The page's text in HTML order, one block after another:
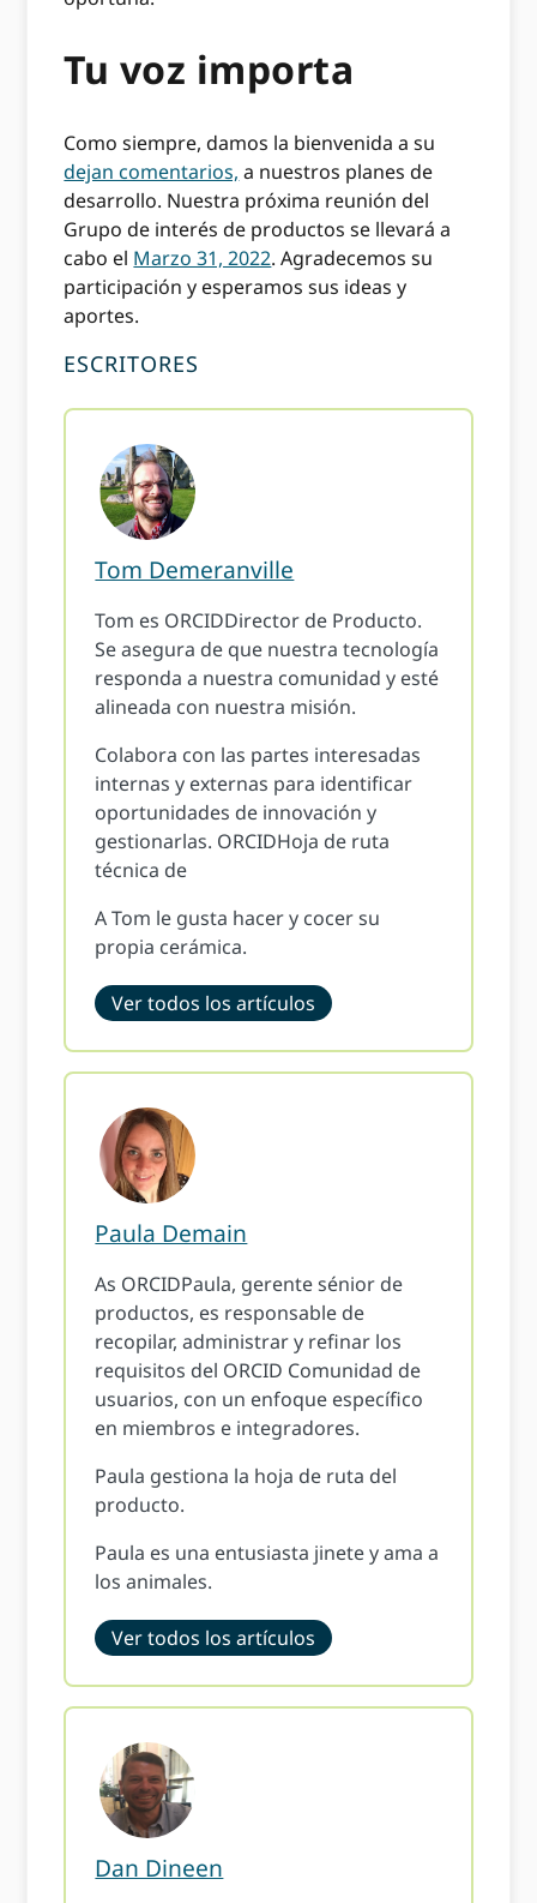
Tu voz importa
Como siempre, damos la bienvenida a su
dejan comentarios, a nuestros planes de
desarrollo. Nuestra próxima reunión del
Grupo de interés de productos se llevará a
cabo el Marzo 31, 2022. Agradecemos su
participación y esperamos sus ideas y
aportes.
ESCRITORES
Tom Demeranville
Tom es ORCIDDirector de Producto.
Se asegura de que nuestra tecnología
responda a nuestra comunidad y esté
alineada con nuestra misión.
Colabora con las partes interesadas
internas y externas para identificar
oportunidades de innovación y
gestionarlas. ORCIDHoja de ruta
técnica de
A Tom le gusta hacer y cocer su
propia cerámica.
Ver todos los artículos
Paula Demain
As ORCIDPaula, gerente sénior de
productos, es responsable de
recopilar, administrar y refinar los
requisitos del ORCID Comunidad de
usuarios, con un enfoque específico
en miembros e integradores.
Paula gestiona la hoja de ruta del
producto.
Paula es una entusiasta jinete y ama a
los animales.
Ver todos los artículos
Dan Dineen